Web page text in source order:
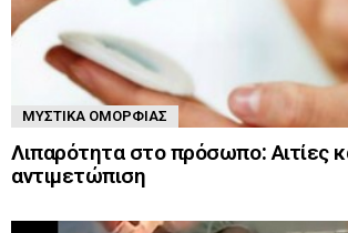
ΜΥΣΤΙΚΆ ΟΜΟΡΦΙΆΣ
Λιπαρότητα στο πρόσωπο: Αιτίες
αντιμετώπιση